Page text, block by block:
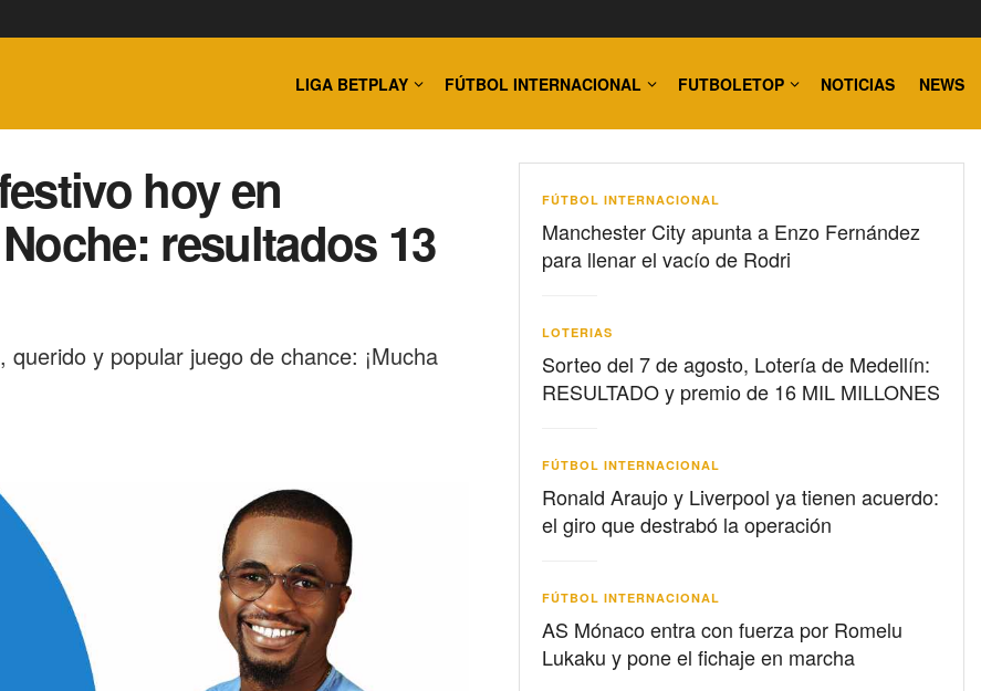
LIGA BETPLAY FÚTBOL INTERNACIONAL FUTBOLETOP NOTICIAS NEWS
hoy en
resultados 13
y popular juego de chance: ¡Mucha
FÚTBOL INTERNACIONAL
Manchester City apunta a Enzo Fernández
para llenar el vacío de Rodri
LOTERIAS
Sorteo del 7 de agosto, Lotería de Medellín:
RESULTADO y premio de 16 MIL MILLONES
FÚTBOL INTERNACIONAL
Ronald Araujo y Liverpool ya tienen acuerdo:
el giro que destrabó la operación
FÚTBOL INTERNACIONAL
AS Mónaco entra con fuerza por Romelu
Lukaku y pone el fichaje en marcha